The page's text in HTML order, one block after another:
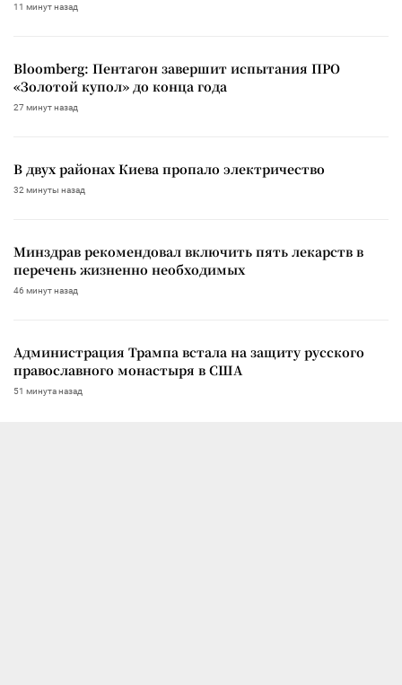
11 минут назад
Bloomberg: Пентагон завершит испытания ПРО
«Золотой купол» до конца года
27 минут назад
В двух районах Киева пропало электричество
32 минуты назад
Минздрав рекомендовал включить пять лекарств в
перечень жизненно необходимых
46 минут назад
Администрация Трампа встала на защиту русского
православного монастыря в США
51 минута назад